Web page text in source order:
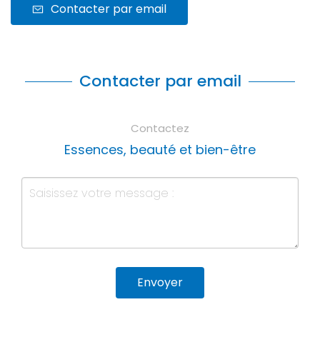
Contacter par email
Contacter par email
Contactez
Essences, beauté et bien-être
Envoyer